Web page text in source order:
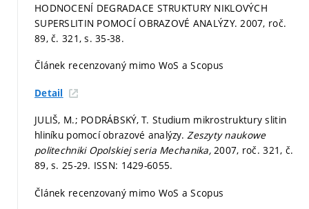
HODNOCENÍ DEGRADACE STRUKTURY NIKLOVÝCH
SUPERSLITIN POMOCÍ OBRAZOVÉ ANALÝZY. 2007, roč.
89, č. 321,s. 35-38.
Článek recenzovaný mimo WoS a Scopus
Detail
JULIŠ, M.; PODRÁBSKÝ, T. Studium mikrostruktury slitin
hliníku pomocí obrazové analýzy.Zeszyty naukowe
politechniki Opolskiej seria Mechanika,2007, roč. 321, č.
89,s. 25-29. ISSN: 1429-6055.
Článek recenzovaný mimo WoS a Scopus